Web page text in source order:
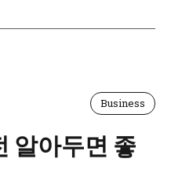
Business
알아두면 좋